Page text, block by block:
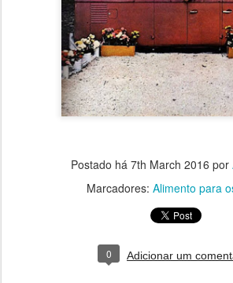
Postado há 7th March 2016 por
Marcadores: Alimento para
0 Adicionar um